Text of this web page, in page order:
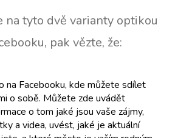
na tyto dvě varianty optikou
pak vězte, že:
na Facebooku, kde můžete sdílet
o sobě. Můžete zde uvádět
o tom jaké jsou vaše zájmy,
a videa, uvést, jaké je aktuální